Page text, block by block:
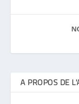
A PROPOS DE